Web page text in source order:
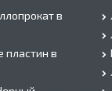
в
пластин в